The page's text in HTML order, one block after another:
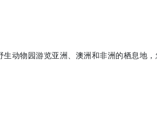
动物园游览亚洲、澳洲和非洲的栖息地